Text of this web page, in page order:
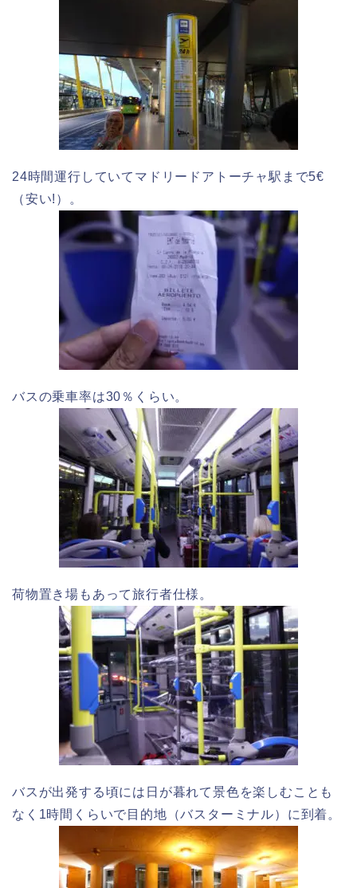
24時間運行していてマドリードアトーチャ駅まで5€
（安い!）。
バスの乗車率は30％くらい。
荷物置き場もあって旅行者仕様。
バスが出発する頃には日が暮れて景色を楽しむことも
なく1時間くらいで目的地（バスターミナル）に到着。